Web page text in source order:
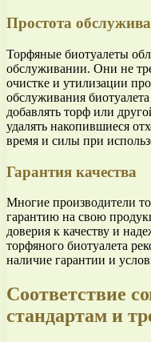
Простота
Торфяные биотуалеты
обслуживании. Они не
очистке и утилизации
обслуживания
добавлять торф или
удалять накопившиеся
время и силы при
Гарантия качества
Многие производители
гарантию на свою
доверия к качеству и
торфяного биотуалета
наличие гарантии и
Соответствие
стандартам и